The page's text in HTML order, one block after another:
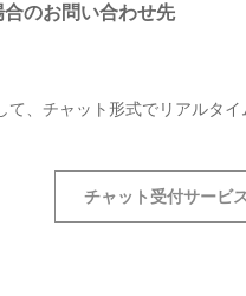
のお問い合わせ先
て、チャット形式でリアルタ
チャット受付サービ